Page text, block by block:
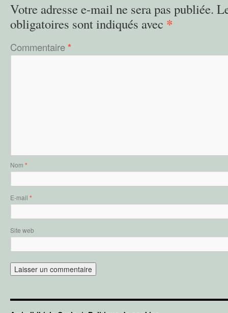
Votre adresse e-mail ne sera pas publiée.
obligatoires sont indiqués avec *
Commentaire*
Nom *
E-mail *
Site web